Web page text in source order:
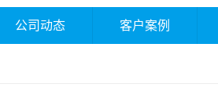
公司动态 客户案例